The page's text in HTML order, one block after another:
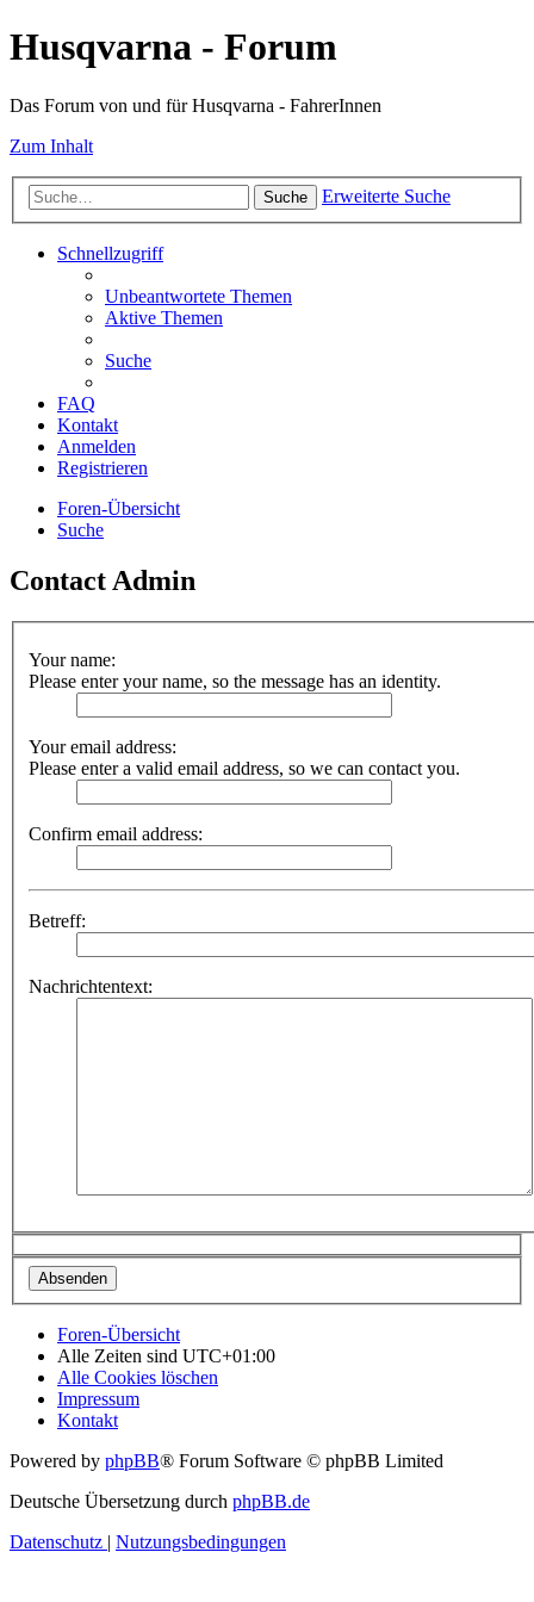
Husqvarna - Forum
Das Forum von und für Husqvarna - FahrerInnen
Zum Inhalt
Suche Erweiterte Suche
Schnellzugriff
Unbeantwortete Themen
Aktive Themen
Suche
FAQ
Kontakt
Anmelden
Registrieren
Foren-Übersicht
Suche
Contact Admin
Your name:
Please enter your name, so the message has an identity.
Your email address:
Please enter a valid email address, so we can contact you.
Confirm email address:
Betreff:
Nachrichtentext:
Foren-Übersicht
Alle Zeiten sind UTC+01:00
Alle Cookies löschen
Impressum
Kontakt
Powered by phpBB® Forum Software © phpBB Limited
Deutsche Übersetzung durch phpBB.de
Datenschutz | Nutzungsbedingungen